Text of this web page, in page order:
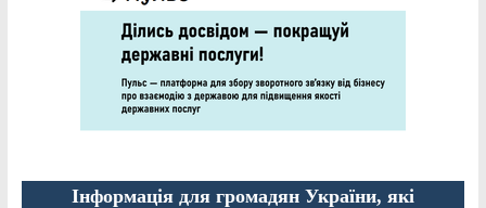
Інформація для громадян України, які